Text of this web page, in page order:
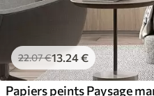
22.07€13.24€